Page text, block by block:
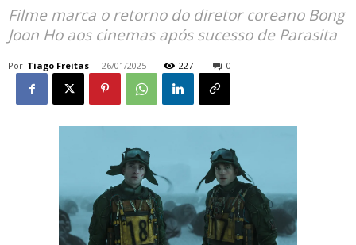
Filme marca o retorno do diretor coreano Bong
Joon Ho aos cinemas após sucesso de Parasita
Por Tiago Freitas - 26/01/2025 227 0